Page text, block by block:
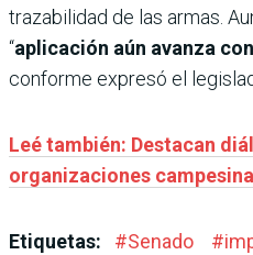
trazabilidad de las armas.
“aplicación aún avanza
conforme expresó el
Leé también: Destacan
organizaciones
Etiquetas: #Senado #